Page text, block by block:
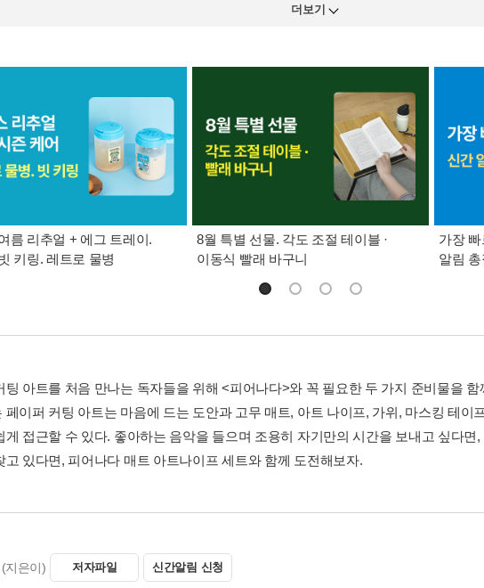
더보기
름 리추얼 + 에그 트레이.
키링. 레트로 물병
8월 특별 선물. 각도 조절 테이블 ·
이동식 빨래 바구니
가장
알림
팅 아트를 처음 만나는 독자들을 위해 <피어나다>와 꼭 필요한 두 가지 준비물을
페이퍼 커팅 아트는 마음에 드는 도안과 고무 매트, 아트 나이프, 가위, 마스킹 테이
게 접근할 수 있다. 좋아하는 음악을 들으며 조용히 자기만의 시간을 보내고 싶다면
고 있다면, 피어나다 매트 아트나이프 세트와 함께 도전해보자.
(지은이) 저자파일 신간알림 신청